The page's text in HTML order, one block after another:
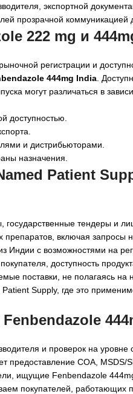
экспортной
прозрачной коммуникацией
222 mg и
регистрации и
444mg India .
могут различаться в
доступностью.
и дистрибьюторами.
назначения.
Patient
тендеры и
включая запросы
Индии с возможностями на
доступность
поставки, не полагаясь
Supply, где это
и проверок на уровне
COA, MSDS/
ищущие Fenbendazole
покупателей, работающих